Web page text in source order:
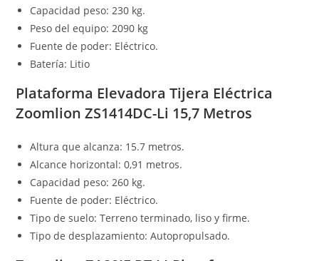
Capacidad peso: 230 kg.
Peso del equipo: 2090 kg
Fuente de poder: Eléctrico.
Batería: Litio
Plataforma Elevadora Tijera Eléctrica
Zoomlion ZS1414DC-Li 15,7 Metros
Altura que alcanza: 15.7 metros.
Alcance horizontal: 0,91 metros.
Capacidad peso: 260 kg.
Fuente de poder: Eléctrico.
Tipo de suelo: Terreno terminado, liso y firme.
Tipo de desplazamiento: Autopropulsado.